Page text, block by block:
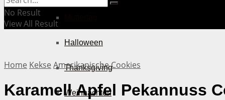
Halloween
Thanksgiving
Weihnachten
No Result
View All Result
Home Kekse Amerikanische Cookies
Karamell Apfel Pekannuss